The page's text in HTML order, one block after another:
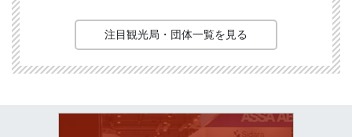
注目観光局・団体一覧を見る